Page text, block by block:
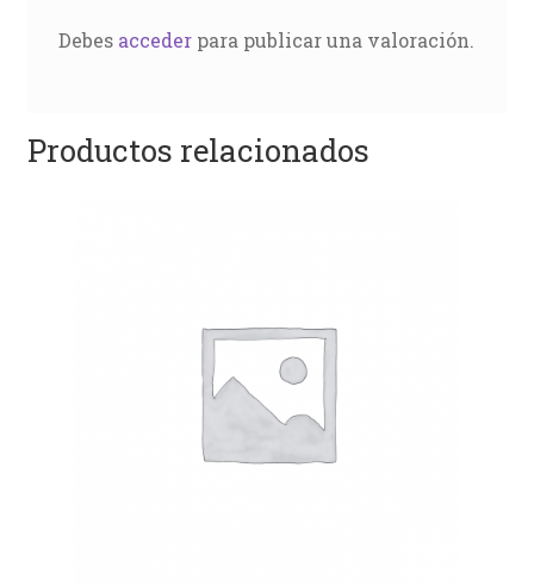
Debes accederpara publicar una valoración.
Productos relacionados